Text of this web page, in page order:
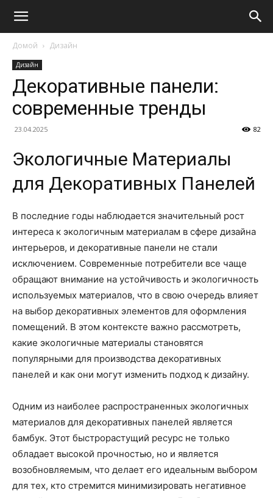
Домой Дизайн
Дизайн
Декоративные панели:
современные тренды
23.04.2025 82
Экологичные Материалы
для Декоративных Панелей
В последние годы наблюдается значительный рост
интереса к экологичным материалам в сфере дизайна
интерьеров, и декоративные панели не стали
исключением. Современные потребители все чаще
обращают внимание на устойчивость и экологичность
используемых материалов, что в свою очередь влияет
на выбор декоративных элементов для оформления
помещений. В этом контексте важно рассмотреть,
какие экологичные материалы становятся
популярными для производства декоративных
панелей и как они могут изменить подход к дизайну.
Одним из наиболее распространенных экологичных
материалов для декоративных панелей является
бамбук. Этот быстрорастущий ресурс не только
обладает высокой прочностью, но и является
возобновляемым, что делает его идеальным выбором
для тех, кто стремится минимизировать негативное